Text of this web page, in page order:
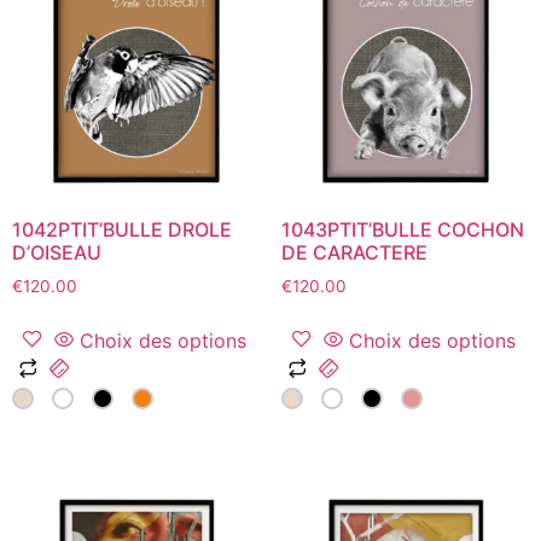
peuvent
être
choisies
sur
page
produit
peuvent
être
choisies
sur
page
produit
1042PTIT’BULLE DROLE
D’OISEAU
€120.00
Choix des options
Ce
produit
Les
1043PTIT’BULLE COCHON
DE CARACTERE
€120.00
Choix des options
Ce
produit
Les